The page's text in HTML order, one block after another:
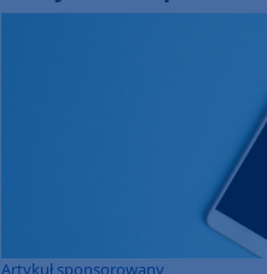
Artykuł sponsorowany